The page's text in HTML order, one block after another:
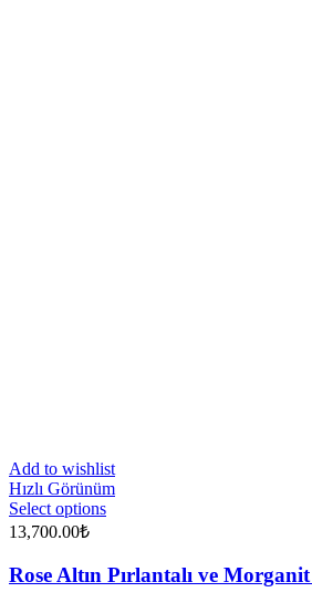
Add to wishlist
Hızlı Görünüm
Select options
13,700.00₺
Rose Altın Pırlantalı ve